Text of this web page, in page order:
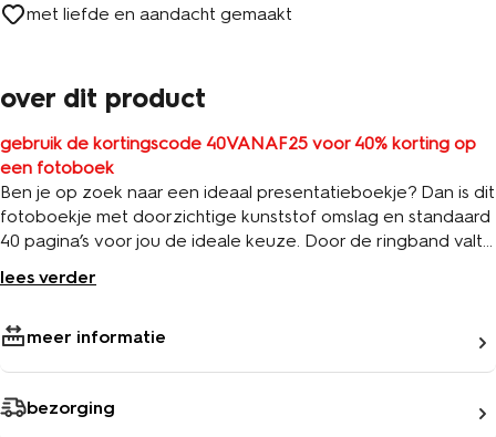
met liefde en aandacht gemaakt
over dit product
gebruik de kortingscode 40VANAF25 voor 40% korting op
een fotoboek
Ben je op zoek naar een ideaal presentatieboekje? Dan is dit
fotoboekje met doorzichtige kunststof omslag en standaard
40 pagina’s voor jou de ideale keuze. Door de ringband valt
boekje ook gewoon als fotoboekje gebruiken om al je
lees verder
meer informatie
bezorging